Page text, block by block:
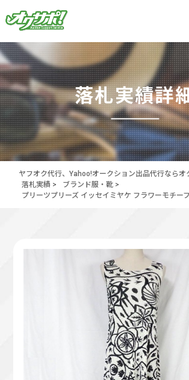
落札実績詳
ヤフオク代行、Yahoo!オークション出品代行ならオ
落札実績 > ブランド服・靴 >
プリーツプリーズ イッセイミヤケ フラワーモチー